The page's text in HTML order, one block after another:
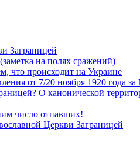
Заграницей
на полях сражений)
что происходит на Украине
от 7/20 ноября 1920 года
О канонической
число отпавших!
Церкви Заграницей